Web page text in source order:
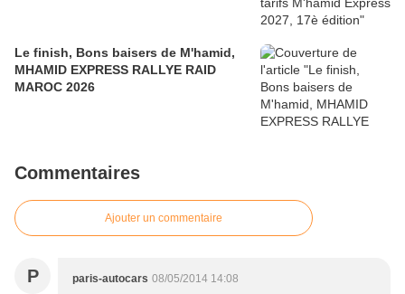
Le finish, Bons baisers de M'hamid,
MHAMID EXPRESS RALLYE RAID
MAROC 2026
Commentaires
Ajouter un commentaire
P paris-autocars 08/05/2014 14:08